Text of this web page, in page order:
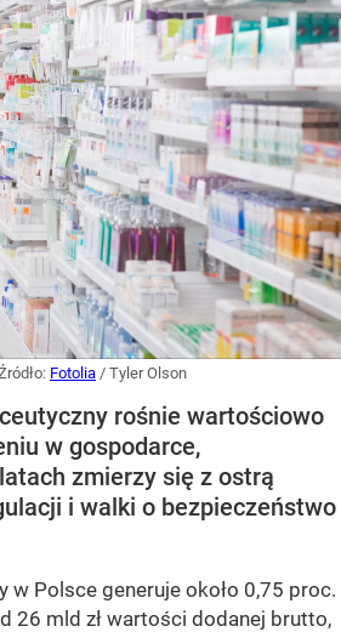
Fotolia / Tyler Olson
rośnie wartościowo
w gospodarce,
zmierzy się z ostrą
i walki o bezpieczeństwo
w Polsce generuje około 0,75 proc.
26 mld zł wartości dodanej brutto,